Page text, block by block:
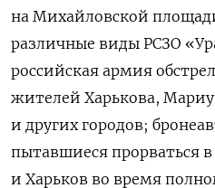
на Михайловской
различные виды РСЗО
российская армия
жителей Харькова,
и других городов;
пытавшиеся прорваться
и Харьков во время